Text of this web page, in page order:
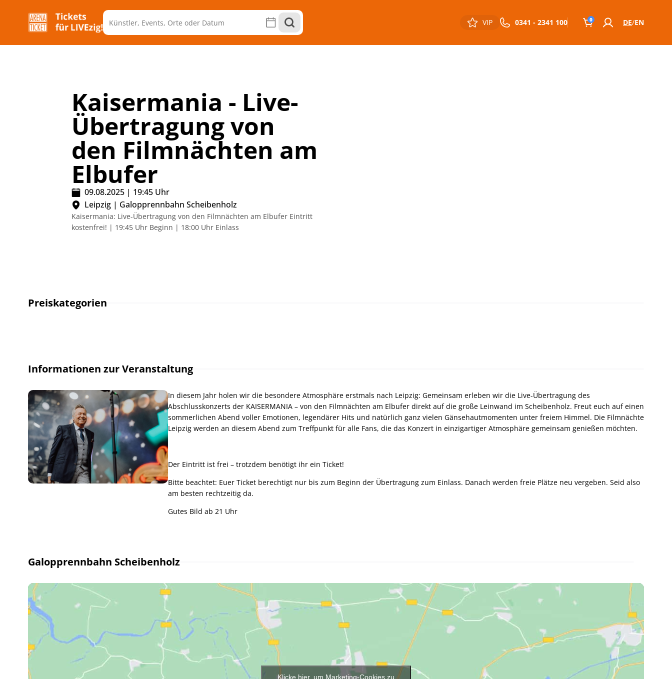
VIP 0341 - 2341 100 0 DE EN
Kaisermania - Live-
Übertragung von
den Filmnächten am
Elbufer
09.08.2025 | 19:45 Uhr
Leipzig | Galopprennbahn Scheibenholz
Kaisermania: Live-Übertragung von den Filmnächten am Elbufer Eintritt
kostenfrei! | 19:45 Uhr Beginn | 18:00 Uhr Einlass
Preiskategorien
Informationen zur Veranstaltung
In diesem Jahr holen wir die besondere Atmosphäre erstmals nach Leipzig: Gemeinsam erleben wir die Live-Übertragung des
Abschlusskonzerts der KAISERMANIA – von den Filmnächten am Elbufer direkt auf die große Leinwand im Scheibenholz. Freut euch auf einen
sommerlichen Abend voller Emotionen, legendärer Hits und natürlich ganz vielen Gänsehautmomenten unter freiem Himmel. Die Filmnächte
Leipzig werden an diesem Abend zum Treffpunkt für alle Fans, die das Konzert in einzigartiger Atmosphäre gemeinsam genießen möchten.
Der Eintritt ist frei – trotzdem benötigt ihr ein Ticket!
Bitte beachtet: Euer Ticket berechtigt nur bis zum Beginn der Übertragung zum Einlass. Danach werden freie Plätze neu vergeben. Seid also
am besten rechtzeitig da.
Gutes Bild ab 21 Uhr
Galopprennbahn Scheibenholz
Klicke hier, um Marketing-Cookies zu